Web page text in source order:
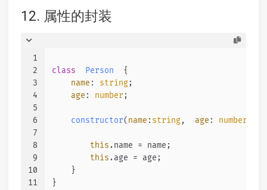
12. 属性的封装
1
2
3
4
5
6
7
8
9
10
11
class Person
  {
name : string;
age : number ;
constructor( name : string, age : number
this.name = name;
this.age = age;
    }
}